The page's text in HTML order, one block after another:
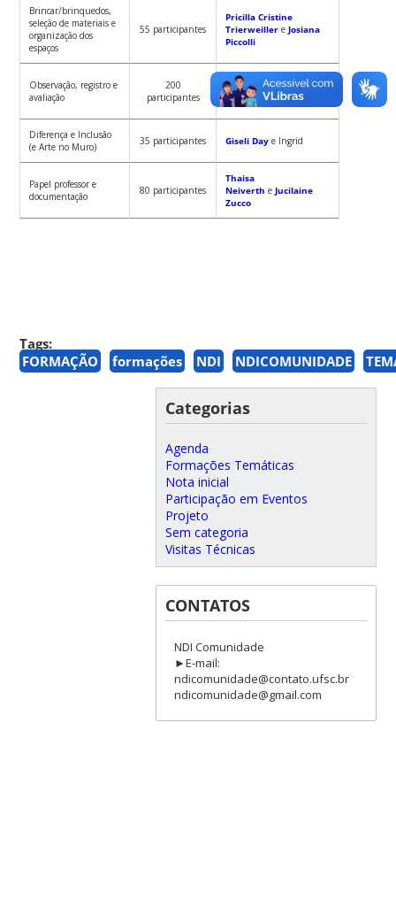
Brincar/brinquedos,
seleção de materiais e
organização dos
espaços
55 participantes
Pricilla Cristine
Trierweiller eJosiana
Piccolli
Observação, registro e
avaliação
200
participantes
Juliane Mendes Rosa
La BancaeThaisa
Neiverth
Diferença e Inclusão
(e Arte no Muro)
35 participantes Giseli Day e Ingrid
Papel professor e
documentação
80 participantes
Thaisa
Neiverth eJucilaine
Zucco
Tags:
FORMAÇÃO
formações NDI NDICOMUNIDADE
Categorias
Agenda
Formações Temáticas
Nota inicial
Participação em Eventos
Projeto
Sem categoria
Visitas Técnicas
CONTATOS
NDI Comunidade
►E-mail:
ndicomunidade@contato.ufsc.br
ndicomunidade@gmail.com